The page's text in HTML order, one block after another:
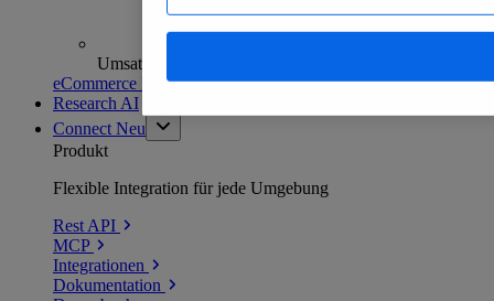
Umsatzanalysen und -prognosen
eCommerce Insights entdecken
Research AI
Connect Neu
Produkt
Flexible Integration für jede Umgebung
Rest API
MCP
Integrationen
Dokumentation